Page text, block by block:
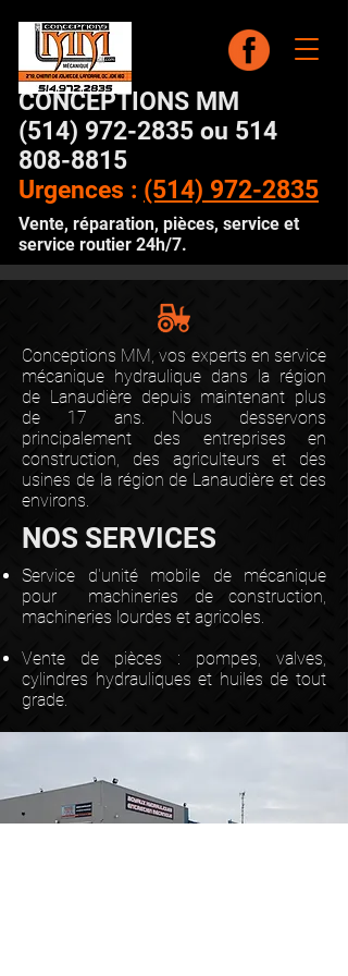
CONCEPTIONS MM
(514) 972-2835 ou 514
808-8815
Urgences : (514) 972-2835
Vente, réparation, pièces, service et
service routier 24h/7.
Conceptions MM, vos experts en service
mécanique hydraulique dans la région
de Lanaudière depuis maintenant plus
de 17 ans. Nous desservons
principalement des entreprises en
construction, des agriculteurs et des
usines de la région de Lanaudière et des
environs.
NOS SERVICES
Service d'unité mobile de mécanique
pour machineries de construction,
machineries lourdes et agricoles.
Vente de pièces : pompes, valves,
cylindres hydrauliques et huiles de tout
grade.